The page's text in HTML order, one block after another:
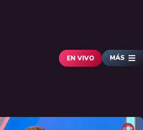
EN VIVO MÁS